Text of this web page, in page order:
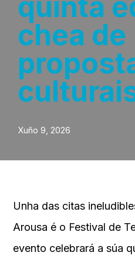
chea de
Xuño 9, 2026
Unha das citas
Arousa é o Festival de
evento celebrará a súa